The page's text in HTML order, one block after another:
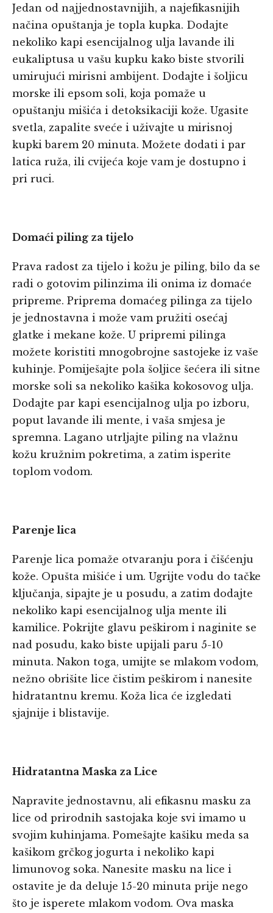
Jedan od najjednostavnijih, a najefikasnijih
načina opuštanja je topla kupka. Dodajte
nekoliko kapi esencijalnog ulja lavande ili
eukaliptusa u vašu kupku kako biste stvorili
umirujući mirisni ambijent. Dodajte i šoljicu
morske ili epsom soli, koja pomaže u
opuštanju mišića i detoksikaciji kože. Ugasite
svetla, zapalite sveće i uživajte u mirisnoj
kupki barem 20 minuta. Možete dodati i par
latica ruža, ili cvijeća koje vam je dostupno i
pri ruci.
Domaći piling za tijelo
Prava radost za tijelo i kožu je piling, bilo da se
radi o gotovim pilinzima ili onima iz domaće
pripreme. Priprema domaćeg pilinga za tijelo
je jednostavna i može vam pružiti osećaj
glatke i mekane kože. U pripremi pilinga
možete koristiti mnogobrojne sastojeke iz vaše
kuhinje. Pomiješajte pola šoljice šećera ili sitne
morske soli sa nekoliko kašika kokosovog ulja.
Dodajte par kapi esencijalnog ulja po izboru,
poput lavande ili mente, i vaša smjesa je
spremna. Lagano utrljajte piling na vlažnu
kožu kružnim pokretima, a zatim isperite
toplom vodom.
Parenje lica
Parenje lica pomaže otvaranju pora i čišćenju
kože. Opušta mišiće i um. Ugrijte vodu do tačke
ključanja, sipajte je u posudu, a zatim dodajte
nekoliko kapi esencijalnog ulja mente ili
kamilice. Pokrijte glavu peškirom i naginite se
nad posudu, kako biste upijali paru 5-10
minuta. Nakon toga, umijte se mlakom vodom,
nežno obrišite lice čistim peškirom i nanesite
hidratantnu kremu. Koža lica će izgledati
sjajnije i blistavije.
Hidratantna Maska za Lice
Napravite jednostavnu, ali efikasnu masku za
lice od prirodnih sastojaka koje svi imamo u
svojim kuhinjama. Pomešajte kašiku meda sa
kašikom grčkog jogurta i nekoliko kapi
limunovog soka. Nanesite masku na lice i
ostavite je da deluje 15-20 minuta prije nego
što je isperete mlakom vodom. Ova maska